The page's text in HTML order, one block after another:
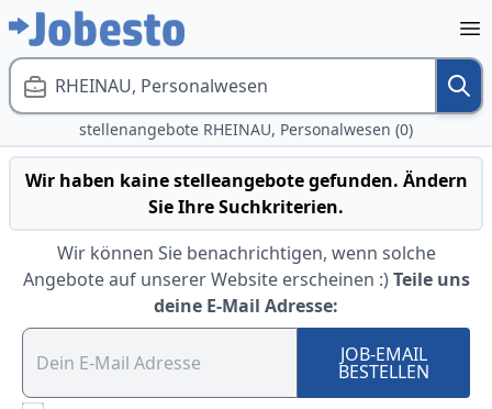
RHEINAU, Personalwesen
stellenangebote RHEINAU, Personalwesen (0)
Wir haben kaine stelleangebote gefunden. Ändern
Sie Ihre Suchkriterien.
Wir können Sie benachrichtigen, wenn solche
Angebote auf unserer Website erscheinen :) Teile uns
deine E-Mail Adresse:
JOB-EMAIL
BESTELLEN